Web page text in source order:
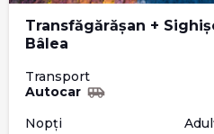
Transfăgărășan +
Bâlea
Transport
Autocar
Nopți